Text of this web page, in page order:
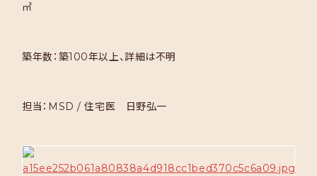
㎡
築年数：築100年以上、詳細は不明
担当： MSD / 住宅医 日野弘一